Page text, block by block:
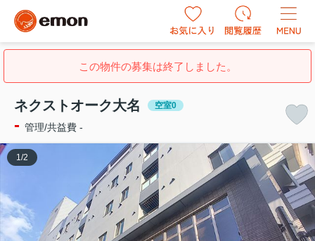
この物件の募集は終了しました。
ネクストオーク大名 空室0
- 管理/共益費 -
1 /2